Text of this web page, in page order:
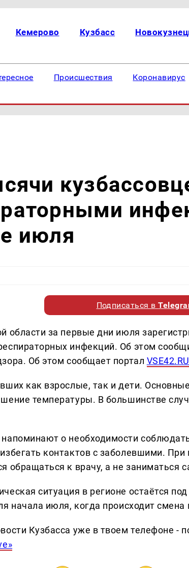
Кемерово Кузбасс
Происшествия Коронавирус
июля
Подписаться в
области за первые дни июля
инфекций. Об этом
Об этом сообщает портал VSE42.RU
как взрослые, так и дети.
температуры. В большинстве
о необходимости
контактов с заболевшими.
обращаться к врачу, а не заниматься
ситуация в регионе остаётся
начала июля, когда происходит смена
Кузбасса уже в твоем телефоне -